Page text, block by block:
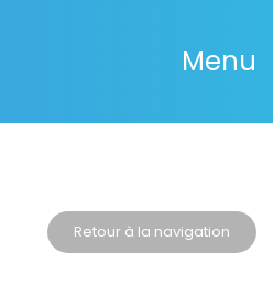
Menu
Retour à la navigation